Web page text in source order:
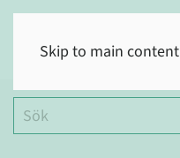
Skip to main content